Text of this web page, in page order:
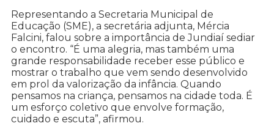
Representando a Secretaria Municipal de
Educação (SME), a secretária adjunta, Mércia
Falcini, falou sobre a importância de Jundiaí sediar
o encontro. “É uma alegria, mas também uma
grande responsabilidade receber esse público e
mostrar o trabalho que vem sendo desenvolvido
em prol da valorização da infância. Quando
pensamos na criança, pensamos na cidade toda. É
um esforço coletivo que envolve formação,
cuidado e escuta”, afirmou.